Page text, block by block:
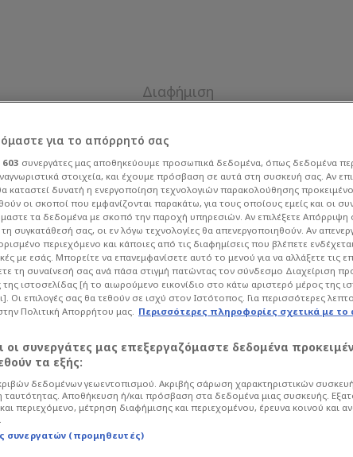
που βγάζει
και με διαφορά
Life Πολιτική
της στη συγκεκριμένη περιοχή.
τώρα στην «Ελπίδα».
για το απόρρητό σας
603 συνεργάτες μας αποθηκεύουμε προσωπικά δεδομένα, όπως δεδομένα
στοιχεία, και έχουμε πρόσβαση σε αυτά στη συσκευή σας. Αν
καταστεί δυνατή η ενεργοποίηση τεχνολογιών παρακολούθησης
οι σκοποί που εμφανίζονται παρακάτω, για τους οποίους εμείς και οι
τα δεδομένα με σκοπό την παροχή υπηρεσιών. Αν επιλέξετε Απόρριψη
συγκατάθεσή σας, οι εν λόγω τεχνολογίες θα απενεργοποιηθούν. Αν
περιεχόμενο και κάποιες από τις διαφημίσεις που βλέπετε
με εσάς. Μπορείτε να επανεμφανίσετε αυτό το μενού για να αλλάξετε τις
τη συναίνεσή σας ανά πάσα στιγμή πατώντας τον σύνδεσμο Διαχείριση
ιστοσελίδας [ή το αιωρούμενο εικονίδιο στο κάτω αριστερό μέρος της
Οι επιλογές σας θα τεθούν σε ισχύ στον Ιστότοπος. Για περισσότερες
Πολιτική Απορρήτου μας. Περισσότερες πληροφορίες σχετικά με το
οι συνεργάτες μας επεξεργαζόμαστε δεδομένα
τα εξής:
δεδομένων γεωεντοπισμού. Ακριβής σάρωση χαρακτηριστικών
ταυτότητας. Αποθήκευση ή/και πρόσβαση στα δεδομένα μιας συσκευής.
περιεχόμενο, μέτρηση διαφήμισης και περιεχομένου, έρευνα κοινού και
συνεργατών (προμηθευτές)